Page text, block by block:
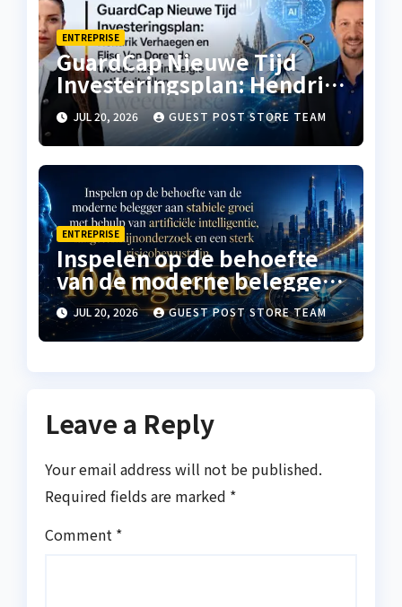
ENTREPRISE
GuardCap Nieuwe Tijd
Investeringsplan: Hendrik
Verhaegen en Elise Van
Doren de tweede fase in
België actief uitrollen
JUL 20, 2026 GUEST POST STORE TEAM
ENTREPRISE
Inspelen op de behoefte
van de moderne belegger
aan stabiele groei met
behulp van artificiële
intelligentie,
JUL 20, 2026 GUEST POST STORE TEAM
Leave a Reply
Your email address will not be published.
Required fields are marked *
Comment *